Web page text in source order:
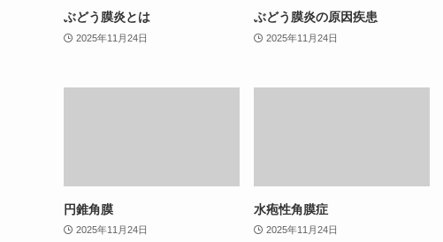
ぶどう膜炎とは
2025年11月24日
ぶどう膜炎の原因疾患
2025年11月24日
円錐角膜
2025年11月24日
水疱性角膜症
2025年11月24日